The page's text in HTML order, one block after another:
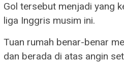
Gol tersebut menjadi yang
liga Inggris musim ini.
Tuan rumah benar-benar
dan berada di atas angin